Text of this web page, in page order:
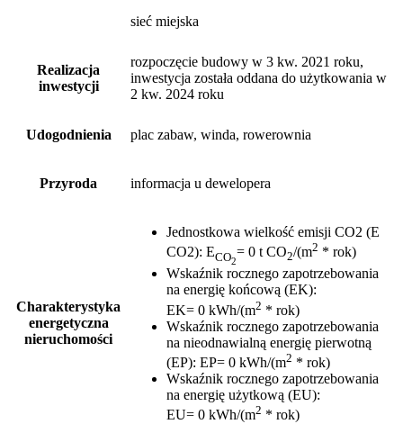
sieć miejska
Realizacja
inwestycji
rozpoczęcie budowy w 3 kw. 2021 roku,
inwestycja została oddana do użytkowania w
2 kw. 2024 roku
Udogodnienia plac zabaw, winda, rowerownia
Przyroda informacja u dewelopera
Charakterystyka
energetyczna
nieruchomości
Jednostkowa wielkość emisji CO2 (E
CO2): ECO2
= 0 t CO2/(m2 * rok)
Wskaźnik rocznego zapotrzebowania
na energię końcową (EK):
EK= 0 kWh/(m2 * rok)
Wskaźnik rocznego zapotrzebowania
na nieodnawialną energię pierwotną
(EP): EP= 0 kWh/(m2 * rok)
Wskaźnik rocznego zapotrzebowania
na energię użytkową (EU):
EU= 0 kWh/(m2 * rok)